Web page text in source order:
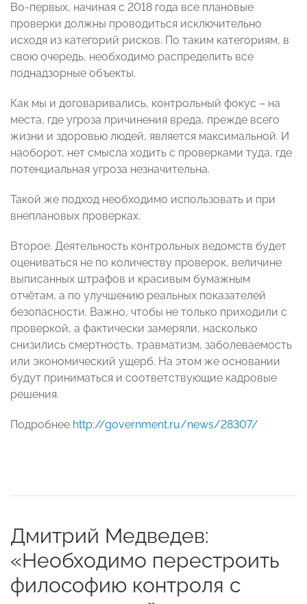
Во-первых, начиная с 2018 года все плановые
проверки должны проводиться исключительно
исходя из категорий рисков. По таким категориям, в
свою очередь, необходимо распределить все
поднадзорные объекты.
Как мы и договаривались, контрольный фокус – на
места, где угроза причинения вреда, прежде всего
жизни и здоровью людей, является максимальной. И
наоборот, нет смысла ходить с проверками туда, где
потенциальная угроза незначительна.
Такой же подход необходимо использовать и при
внеплановых проверках.
Второе. Деятельность контрольных ведомств будет
оцениваться не по количеству проверок, величине
выписанных штрафов и красивым бумажным
отчётам, а по улучшению реальных показателей
безопасности. Важно, чтобы не только приходили с
проверкой, а фактически замеряли, насколько
снизились смертность, травматизм, заболеваемость
или экономический ущерб. На этом же основании
будут приниматься и соответствующие кадровые
решения.
Подробнее http://government.ru/news/28307/
Дмитрий Медведев:
«Необходимо перестроить
философию контроля с